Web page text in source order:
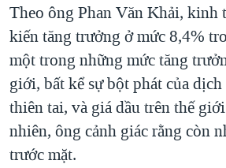
GIÁO DỤC
CHI PHÍ CHIẾN TRANH
CÁC GIÁ TRỊ CỘNG HÒA Ở VIỆT NAM
THƯỢNG ĐỈNH TRUMP-KIM TẠI VIỆT
TRỊNH VĨNH BÌNH VS. CHÍNH PHỦ
NGƯ DÂN VIỆT VÀ LÀN SÓNG
BÊN KIA QUỐC LỘ: TIẾNG VỌNG TỪ
Theo ông Phan Văn Khải, kinh
kiến tăng trưởng ở mức 8,4%
một trong những mức tăng
giới, bất kể sự bột phát của dịch
thiên tai, và giá dầu trên thế
nhiên, ông cảnh giác rằng còn
trước mặt.